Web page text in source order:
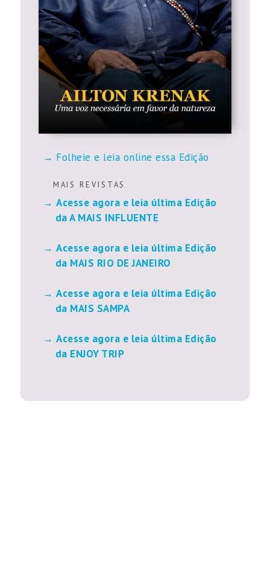
Folheie e leia online essa Edição
M A I S R E V I S T A S
Acesse agora e leia última Edição
da A MAIS INFLUENTE
Acesse agora e leia última Edição
da MAIS RIO DE JANEIRO
Acesse agora e leia última Edição
da MAIS SAMPA
Acesse agora e leia última Edição
da ENJOY TRIP